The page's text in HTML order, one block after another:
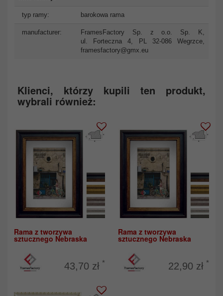
typ ramy: barokowa rama
manufacturer:
FramesFactory Sp. z o.o. Sp. K,
ul. Forteczna 4, PL 32-086 Wegrzce,
framesfactory@gmx.eu
Klienci, którzy kupili ten produkt,
wybrali również:
Rama z tworzywa
sztucznego Nebraska
43,70 zł *
Rama z tworzywa
sztucznego Nebraska
22,90 zł *